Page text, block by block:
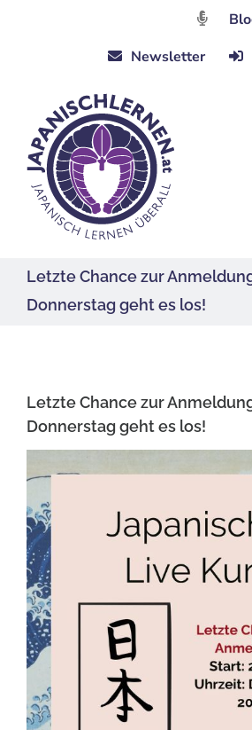
Newsletter
Letzte Chance zur
Donnerstag geht es los!
Letzte Chance zur
Donnerstag geht es los!